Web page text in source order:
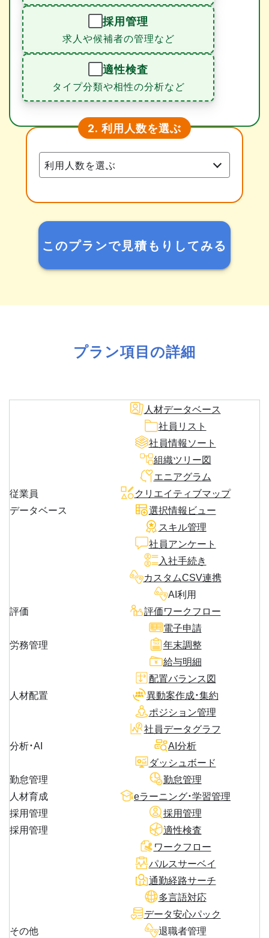
採用管理
求人や候補者の管理など
適性検査
タイプ分類や相性の分析など
2. 利用人数を選ぶ
このプランで見積もりしてみる
プラン項目の詳細
従業員
データベース
人材データベース
社員リスト
社員情報ソート
組織ツリー図
エニアグラム
クリエイティブマップ
選択情報ビュー
スキル管理
社員アンケート
入社手続き
カスタムCSV連携
AI利用
評価
評価ワークフロー
労務管理
電子申請
年末調整
給与明細
人材配置
配置バランス図
異動案作成・集約
ポジション管理
分析・AI
社員データグラフ
AI分析
ダッシュボード
勤怠管理
勤怠管理
人材育成
eラーニング・学習管理
採用管理
採用管理
採用管理
適性検査
その他
ワークフロー
パルスサーベイ
通勤経路サーチ
多言語対応
データ安心パック
退職者管理